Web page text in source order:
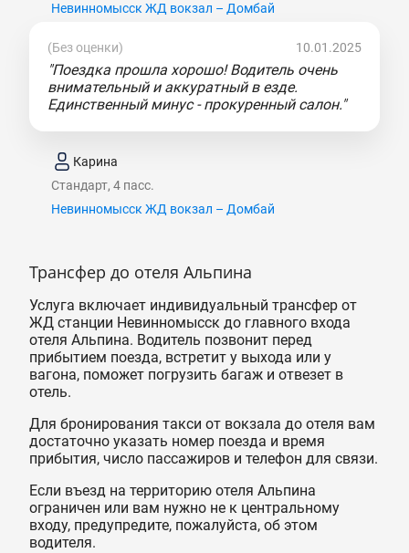
Невинномысск ЖД вокзал – Домбай
(Без оценки) 10.01.2025
"Поездка прошла хорошо! Водитель очень
внимательный и аккуратный в езде.
Единственный минус - прокуренный салон."
Карина
Стандарт, 4 пасс.
Невинномысск ЖД вокзал – Домбай
Трансфер до отеля Альпина
Услуга включает индивидуальный трансфер от
ЖД станции Невинномысск до главного входа
отеля Альпина. Водитель позвонит перед
прибытием поезда, встретит у выхода или у
вагона, поможет погрузить багаж и отвезет в
отель.
Для бронирования такси от вокзала до отеля вам
достаточно указать номер поезда и время
прибытия, число пассажиров и телефон для связи.
Если въезд на территорию отеля Альпина
ограничен или вам нужно не к центральному
входу, предупредите, пожалуйста, об этом
водителя.